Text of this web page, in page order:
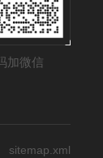
加微信
sitemap.xml